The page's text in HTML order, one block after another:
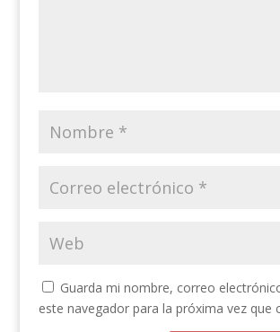
Guarda mi nombre, correo
este navegador para la próxima vez que